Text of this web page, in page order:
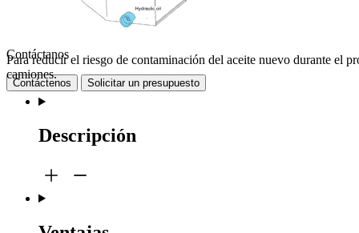
Contáctanos
Contáctenos Solicitar un presupuesto
Para reducir el riesgo de contaminación del aceite nuevo durante el
camiones.
Descripción